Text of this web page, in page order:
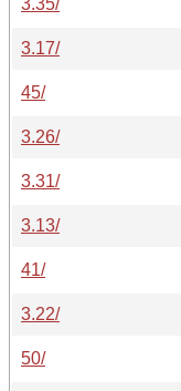
3.17/
45/
3.26/
3.31/
3.13/
41/
3.22/
50/